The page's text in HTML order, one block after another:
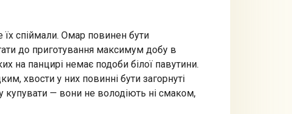
їх спіймали. Омар повинен бути
до приготування максимум добу в
на панцирі немає подоби білої павутини.
хвости у них повинні бути загорнуті
купувати — вони не володіють ні смаком,